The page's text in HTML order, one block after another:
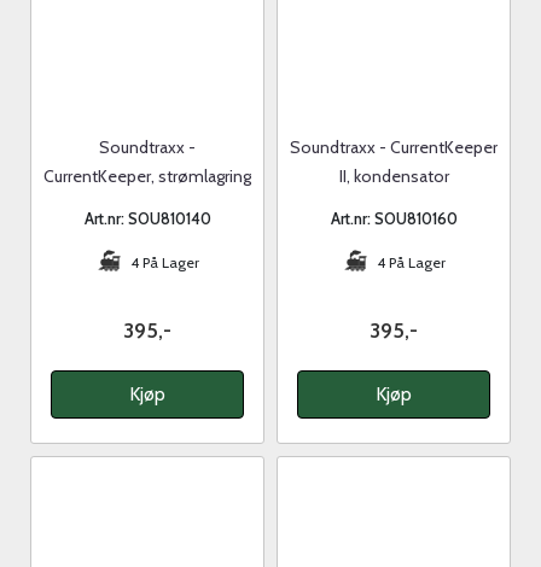
Soundtraxx -
CurrentKeeper, strømlagring
Art.nr: SOU810140
4 På Lager
395,-
Kjøp
Soundtraxx - CurrentKeeper
II, kondensator
Art.nr: SOU810160
4 På Lager
395,-
Kjøp